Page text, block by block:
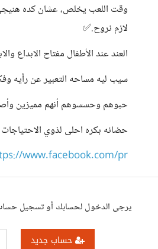
وقت اللعب يخلص، عشان كده
لازم نروح.✅️
العند عند الأطفال مفتاح الابداع
سيب ليه مساحه التعبير عن رأيه
حبوهم وحسسوهم أنهم مميزين
حضانه بكره احلى لذوي
www.facebook.com/pr...
يرجى الدخول لحسابك أو تسجيل
حساب جديد